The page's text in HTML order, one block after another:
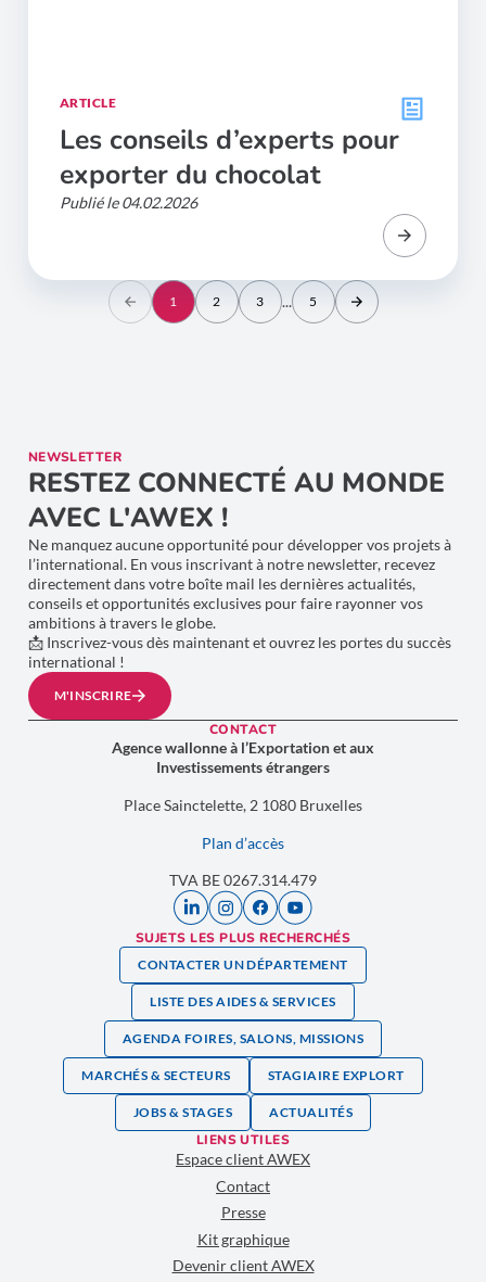
ARTICLE
Les conseils d’experts pour
exporter du chocolat
Publié le 04.02.2026
1 2 3 ... 5
NEWSLETTER
RESTEZ CONNECTÉ AU MONDE
AVEC L'AWEX !
Ne manquez aucune opportunité pour développer vos projets à
l’international. En vous inscrivant à notre newsletter, recevez
directement dans votre boîte mail les dernières actualités,
conseils et opportunités exclusives pour faire rayonner vos
ambitions à travers le globe.
📩 Inscrivez-vous dès maintenant et ouvrez les portes du succès
international !
M'INSCRIRE
CONTACT
Agence wallonne à l’Exportation et aux
Investissements étrangers
Place Sainctelette, 2 1080 Bruxelles
Plan d’accès
TVA BE 0267.314.479
SUJETS LES PLUS RECHERCHÉS
CONTACTER UN DÉPARTEMENT
LISTE DES AIDES & SERVICES
AGENDA FOIRES, SALONS, MISSIONS
MARCHÉS & SECTEURS STAGIAIRE EXPLORT
JOBS & STAGES ACTUALITÉS
LIENS UTILES
Espace client AWEX
Contact
Presse
Kit graphique
Devenir client AWEX